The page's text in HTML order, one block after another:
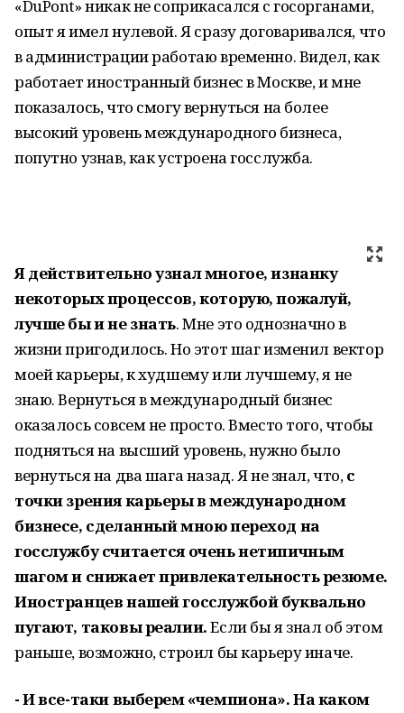
«DuPont» никак не соприкасался с госорганами,
опыт я имел нулевой. Я сразу договаривался, что
в администрации работаю временно. Видел, как
работает иностранный бизнес в Москве, и мне
показалось, что смогу вернуться на более
высокий уровень международного бизнеса,
попутно узнав, как устроена госслужба.
Я действительно узнал многое, изнанку
некоторых процессов, которую, пожалуй,
лучше бы и не знать. Мне это однозначно в
жизни пригодилось. Но этот шаг изменил вектор
моей карьеры, к худшему или лучшему, я не
знаю. Вернуться в международный бизнес
оказалось совсем не просто. Вместо того, чтобы
подняться на высший уровень, нужно было
вернуться на два шага назад. Я не знал, что,с
точки зрения карьеры в международном
бизнесе, сделанный мною переход на
госслужбу считается очень нетипичным
шагом и снижает привлекательность резюме.
Иностранцев нашей госслужбой буквально
пугают, таковы реалии.Если бы я знал об этом
раньше, возможно, строил бы карьеру иначе.
- И все-таки выберем «чемпиона». На каком